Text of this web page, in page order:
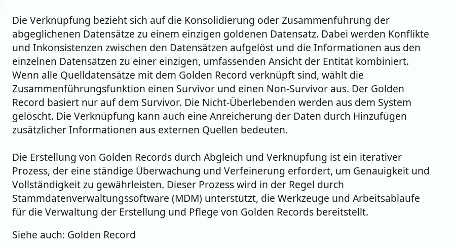
Die Verknüpfung bezieht sich auf die Konsolidierung oder Zusammenführung der
abgeglichenen Datensätze zu einem einzigen goldenen Datensatz. Dabei werden Konflikte
und Inkonsistenzen zwischen den Datensätzen aufgelöst und die Informationen aus den
einzelnen Datensätzen zu einer einzigen, umfassenden Ansicht der Entität kombiniert.
Wenn alle Quelldatensätze mit dem Golden Record verknüpft sind, wählt die
Zusammenführungsfunktion einen Survivor und einen Non-Survivor aus. Der Golden
Record basiert nur auf dem Survivor. Die Nicht-Überlebenden werden aus dem System
gelöscht. Die Verknüpfung kann auch eine Anreicherung der Daten durch Hinzufügen
zusätzlicher Informationen aus externen Quellen bedeuten.
Die Erstellung von Golden Records durch Abgleich und Verknüpfung ist ein iterativer
Prozess, der eine ständige Überwachung und Verfeinerung erfordert, um Genauigkeit und
Vollständigkeit zu gewährleisten. Dieser Prozess wird in der Regel durch
Stammdatenverwaltungssoftware (MDM) unterstützt, die Werkzeuge und Arbeitsabläufe
für die Verwaltung der Erstellung und Pflege von Golden Records bereitstellt.
Siehe auch: Golden Record